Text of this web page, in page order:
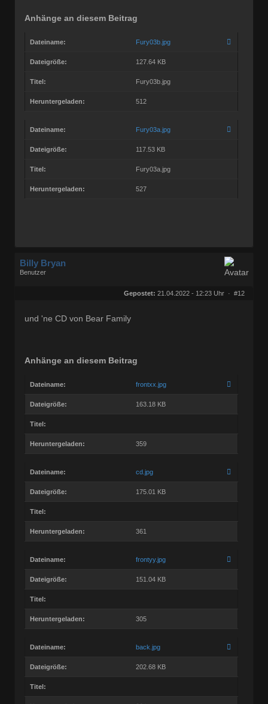
Anhänge an diesem Beitrag
Dateiname: Fury03b.jpg
Dateigröße: 127.64 KB
Titel: Fury03b.jpg
Heruntergeladen: 512
Dateiname: Fury03a.jpg
Dateigröße: 117.53 KB
Titel: Fury03a.jpg
Heruntergeladen: 527
Billy Bryan
Benutzer
Gepostet: 21.04.2022 - 12:23 Uhr · #12
und 'ne CD von Bear Family
Anhänge an diesem Beitrag
Dateiname: frontxx.jpg
Dateigröße: 163.18 KB
Titel:
Heruntergeladen: 359
Dateiname: cd.jpg
Dateigröße: 175.01 KB
Titel:
Heruntergeladen: 361
Dateiname: frontyy.jpg
Dateigröße: 151.04 KB
Titel:
Heruntergeladen: 305
Dateiname: back.jpg
Dateigröße: 202.68 KB
Titel: